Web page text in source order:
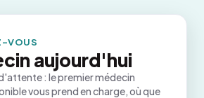
VOUS
aujourd'hui
: le premier médecin
vous prend en charge, où que